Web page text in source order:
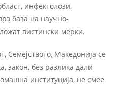
инфектолози,
база на научно-
вистински мерки.
Семејството, Македонија се
закон, без разлика дали
институција, не смее